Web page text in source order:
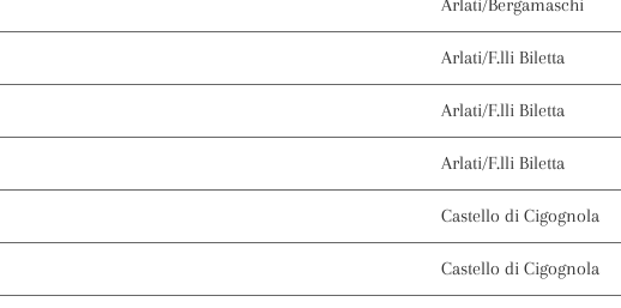
Arlati/Bergamaschi
Arlati/F.lli Biletta
Arlati/F.lli Biletta
Arlati/F.lli Biletta
Castello di Cigognola
Castello di Cigognola